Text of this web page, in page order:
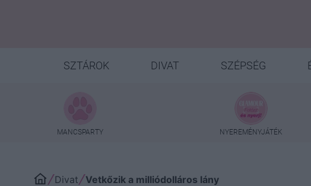
SZTÁROK DIVAT SZÉPSÉG
MANCSPARTY NYEREMÉNYJÁTÉK
Divat Vetkőzik a milliódolláros lány